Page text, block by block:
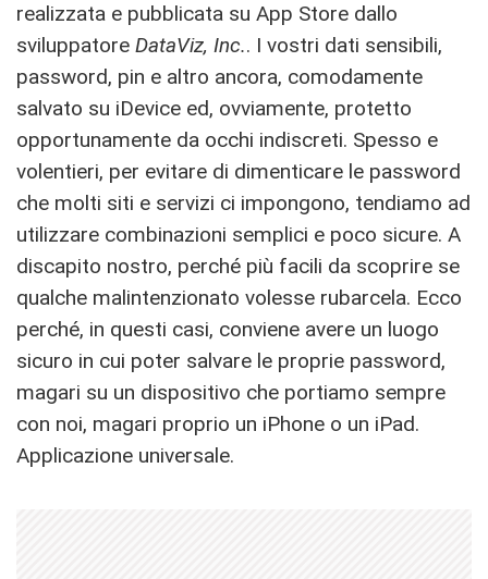
realizzata e pubblicata su App Store dallo
sviluppatore DataViz, Inc.. I vostri dati sensibili,
password, pin e altro ancora, comodamente
salvato su iDevice ed, ovviamente, protetto
opportunamente da occhi indiscreti. Spesso e
volentieri, per evitare di dimenticare le password
che molti siti e servizi ci impongono, tendiamo ad
utilizzare combinazioni semplici e poco sicure. A
discapito nostro, perché più facili da scoprire se
qualche malintenzionato volesse rubarcela. Ecco
perché, in questi casi, conviene avere un luogo
sicuro in cui poter salvare le proprie password,
magari su un dispositivo che portiamo sempre
con noi, magari proprio un iPhone o un iPad.
Applicazione universale.